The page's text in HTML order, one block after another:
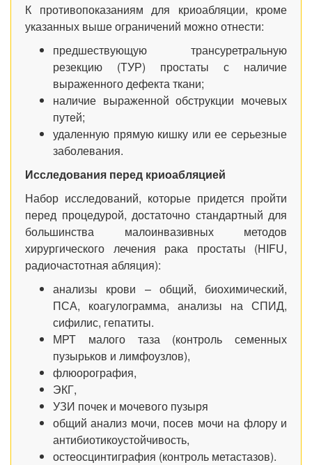
К противопоказаниям для криоабляции, кроме
указанных выше ограничений можно отнести:
предшествующую трансуретральную
резекцию (ТУР) простаты с наличие
выраженного дефекта ткани;
наличие выраженной обструкции мочевых
путей;
удаленную прямую кишку или ее серьезные
заболевания.
Исследования перед криоабляцией
Набор исследований, которые придется пройти
перед процедурой, достаточно стандартный для
большинства малоинвазивных методов
хирургического лечения рака простаты (HIFU,
радиочастотная абляция):
анализы крови – общий, биохимический,
ПСА, коагулограмма, анализы на СПИД,
сифилис, гепатиты.
МРТ малого таза (контроль семенных
пузырьков и лимфоузлов),
флюорография,
ЭКГ,
УЗИ почек и мочевого пузыря
общий анализ мочи, посев мочи на флору и
антибиотикоустойчивость,
остеосцинтиграфия (контроль метастазов).